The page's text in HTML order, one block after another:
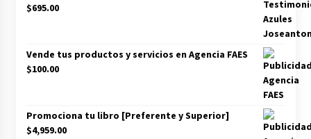
$695.00
Vende tus productos y servicios en Agencia FAES
$100.00
Promociona tu libro [Preferente y Superior]
$4,959.00